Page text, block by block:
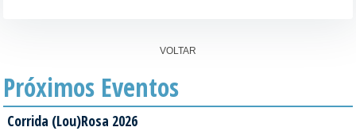
VOLTAR
Próximos Eventos
Corrida (Lou)Rosa 2026